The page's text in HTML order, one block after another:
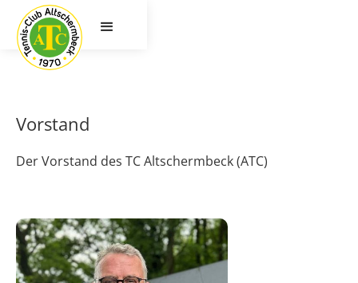
Vorstand
Der Vorstand des TC Altschermbeck (ATC)